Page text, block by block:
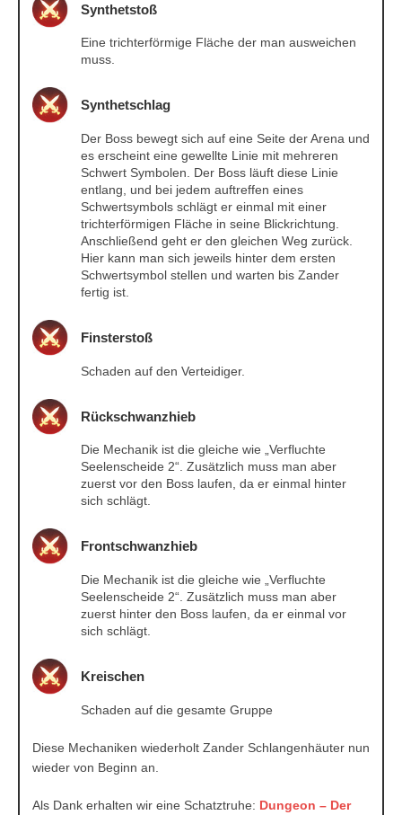
Synthetstoß
Eine trichterförmige Fläche der man ausweichen
muss.
Synthetschlag
Der Boss bewegt sich auf eine Seite der Arena und
es erscheint eine gewellte Linie mit mehreren
Schwert Symbolen. Der Boss läuft diese Linie
entlang, und bei jedem auftreffen eines
Schwertsymbols schlägt er einmal mit einer
trichterförmigen Fläche in seine Blickrichtung.
Anschließend geht er den gleichen Weg zurück.
Hier kann man sich jeweils hinter dem ersten
Schwertsymbol stellen und warten bis Zander
fertig ist.
Finsterstoß
Schaden auf den Verteidiger.
Rückschwanzhieb
Die Mechanik ist die gleiche wie „Verfluchte
Seelenscheide 2“. Zusätzlich muss man aber
zuerst vor den Boss laufen, da er einmal hinter
sich schlägt.
Frontschwanzhieb
Die Mechanik ist die gleiche wie „Verfluchte
Seelenscheide 2“. Zusätzlich muss man aber
zuerst hinter den Boss laufen, da er einmal vor
sich schlägt.
Kreischen
Schaden auf die gesamte Gruppe
Diese Mechaniken wiederholt Zander Schlangenhäuter nun
wieder von Beginn an.
Als Dank erhalten wir eine Schatztruhe: Dungeon – Der